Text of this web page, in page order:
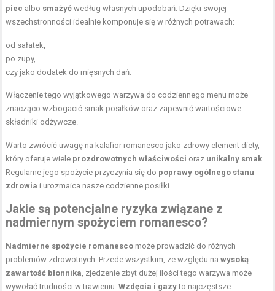
piec albo smażyć według własnych upodobań. Dzięki swojej
wszechstronności idealnie komponuje się w różnych potrawach:
od sałatek,
po zupy,
czy jako dodatek do mięsnych dań.
Włączenie tego wyjątkowego warzywa do codziennego menu może
znacząco wzbogacić smak posiłków oraz zapewnić wartościowe
składniki odżywcze.
Warto zwrócić uwagę na kalafior romanesco jako zdrowy element diety,
który oferuje wiele prozdrowotnych właściwości oraz unikalny smak.
Regularne jego spożycie przyczynia się do poprawy ogólnego stanu
zdrowia i urozmaica nasze codzienne posiłki.
Jakie są potencjalne ryzyka związane z
nadmiernym spożyciem romanesco?
Nadmierne spożycie romanesco może prowadzić do różnych
problemów zdrowotnych. Przede wszystkim, ze względu nawysoką
zawartość błonnika, zjedzenie zbyt dużej ilości tego warzywa może
wywołać trudności w trawieniu.Wzdęcia i gazyto najczęstsze